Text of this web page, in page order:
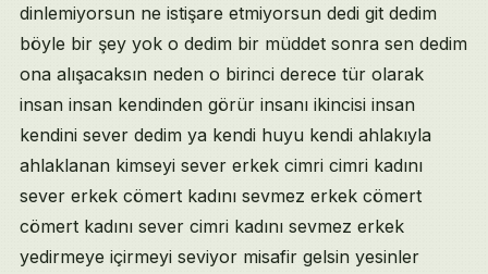
dinlemiyorsun ne istişare etmiyorsun dedi git dedim
böyle bir şey yok o dedim bir müddet sonra sen dedim
ona alışacaksın neden o birinci derece tür olarak
insan insan kendinden görür insanı ikincisi insan
kendini sever dedim ya kendi huyu kendi ahlakıyla
ahlaklanan kimseyi sever erkek cimri cimri kadını
sever erkek cömert kadını sevmez erkek cömert
cömert kadını sever cimri kadını sevmez erkek
yedirmeye içirmeyi seviyor misafir gelsin yesinler